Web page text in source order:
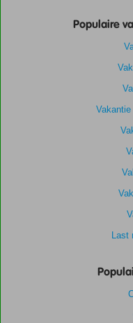
Populaire
Last